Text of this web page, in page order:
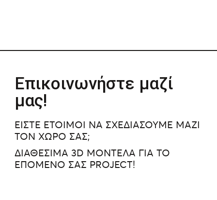
Επικοινωνήστε μαζί
μας!
ΕΙΣΤΕ ΕΤΟΙΜΟΙ ΝΑ ΣΧΕΔΙΑΣΟΥΜΕ ΜΑΖΙ
ΤΟΝ ΧΩΡΟ ΣΑΣ;
ΔΙΑΘΕΣΙΜΑ 3D ΜΟΝΤΕΛΑ ΓΙΑ ΤΟ
ΕΠΟΜΕΝΟ ΣΑΣ PROJECT!